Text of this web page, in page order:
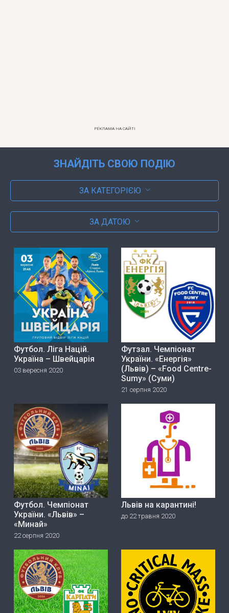
РЕКЛАМА НА САЙТІ
ЗНАЙДІТЬ СВОЮ ПОДІЮ
ЗА КАТЕГОРІЄЮ
ЗА ДАТОЮ
Футбол. Ліга Націй.
Україна – Швейцарія
03 вересня 2020
Футзал. Чемпіонат
України. «Енергія»
(Львів) – «Food Centre-
Sumy» (Суми)
21 серпня 2020
Футбол. Чемпіонат
України. «Львів» –
«Минай»
22 серпня 2020
Львів на карантині!
до 22 травня 2020